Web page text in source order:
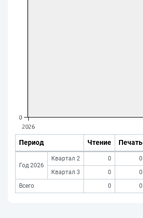
Период Чтение Печать
Год 2026
Квартал 2 0 0
Квартал 3
0 0
Всего
0 0